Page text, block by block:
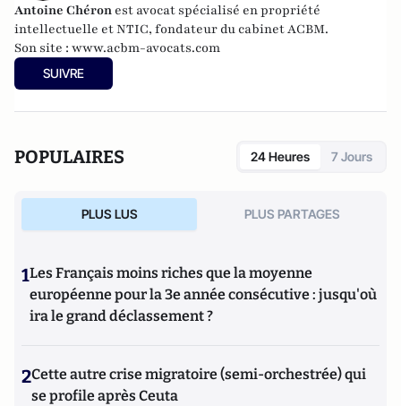
Antoine Chéron est avocat spécialisé en propriété
intellectuelle et NTIC, fondateur du cabinet ACBM.
Son site : www.acbm-avocats.com
SUIVRE
POPULAIRES 24 Heures 7 Jours
PLUS LUS PLUS PARTAGES
1Les Français moins riches que la moyenne
européenne pour la 3e année consécutive : jusqu'où
ira le grand déclassement ?
2Cette autre crise migratoire (semi-orchestrée) qui
se profile après Ceuta